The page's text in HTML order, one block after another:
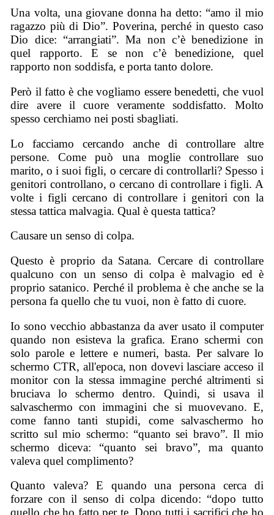
Una volta, una giovane donna ha detto: “amo il mio
ragazzo più di Dio”. Poverina, perché in questo caso
Dio dice: “arrangiati”. Ma non c’è benedizione in
quel rapporto. E se non c’è benedizione, quel
rapporto non soddisfa, e porta tanto dolore.
Però il fatto è che vogliamo essere benedetti, che vuol
dire avere il cuore veramente soddisfatto. Molto
spesso cerchiamo nei posti sbagliati.
Lo facciamo cercando anche di controllare altre
persone. Come può una moglie controllare suo
marito, o i suoi figli, o cercare di controllarli? Spesso i
genitori controllano, o cercano di controllare i figli. A
volte i figli cercano di controllare i genitori con la
stessa tattica malvagia. Qual è questa tattica?
Causare un senso di colpa.
Questo è proprio da Satana. Cercare di controllare
qualcuno con un senso di colpa è malvagio ed è
proprio satanico. Perché il problema è che anche se la
persona fa quello che tu vuoi, non è fatto di cuore.
Io sono vecchio abbastanza da aver usato il computer
quando non esisteva la grafica. Erano schermi con
solo parole e lettere e numeri, basta. Per salvare lo
schermo CTR, all'epoca, non dovevi lasciare acceso il
monitor con la stessa immagine perché altrimenti si
bruciava lo schermo dentro. Quindi, si usava il
salvaschermo con immagini che si muovevano. E,
come fanno tanti stupidi, come salvaschermo ho
scritto sul mio schermo: “quanto sei bravo”. Il mio
schermo diceva: “quanto sei bravo”, ma quanto
valeva quel complimento?
Quanto valeva? E quando una persona cerca di
forzare con il senso di colpa dicendo: “dopo tutto